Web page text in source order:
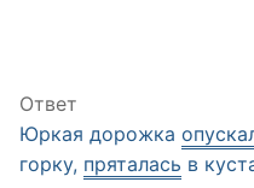
Ответ
Юркая дорожка
горку, пряталась в